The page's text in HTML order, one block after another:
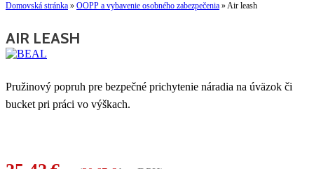
Domovská stránka » OOPP a vybavenie osobného zabezpečenia »Air leash
AIR LEASH
Pružinový popruh pre bezpečné prichytenie náradia na úväzok či
bucket pri práci vo výškach.